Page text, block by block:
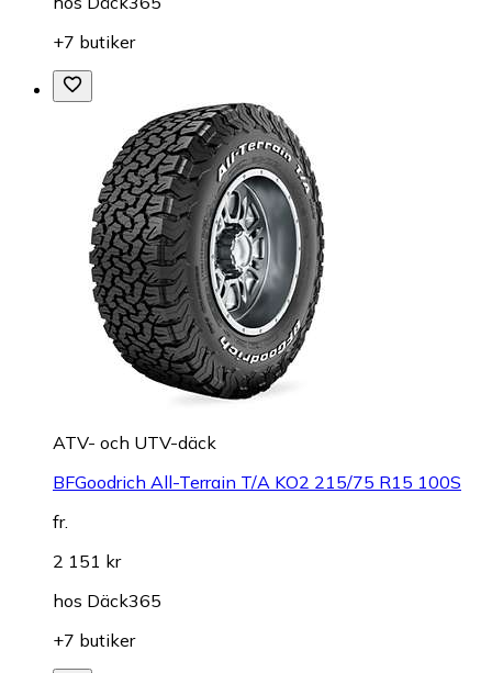
+7 butiker
ATV- och UTV-däck
BFGoodrich All-Terrain T/A KO2 215/75 R15 100S
fr.
2 151 kr
hos Däck365
+7 butiker